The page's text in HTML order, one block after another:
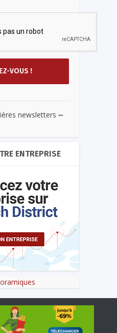
newsletters ...
ENTREPRISE